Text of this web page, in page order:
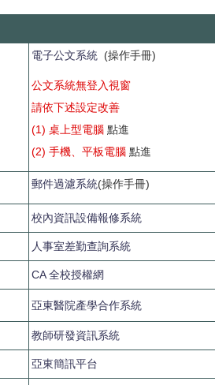
電子公文系統 (操作手冊)
公文系統無登入視窗
請依下述設定改善
(1) 桌上型電腦 點進
(2) 手機、平板電腦 點進
郵件過濾系統(操作手冊)
校內資訊設備報修系統
人事室差勤查詢系統
CA 全校授權網
亞東醫院產學合作系統
教師研發資訊系統
亞東簡訊平台